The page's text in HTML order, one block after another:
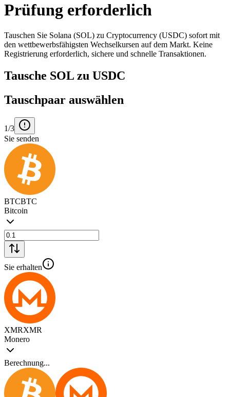
Prüfung erforderlich
Tauschen Sie Solana (SOL) zu Cryptocurrency (USDC) sofort mit
den wettbewerbsfähigsten Wechselkursen auf dem Markt. Keine
Registrierung erforderlich, sichere und schnelle Transaktionen.
Tausche SOL zu USDC
Tauschpaar auswählen
1/3
Sie senden
BTCBTC
Bitcoin
Sie erhalten
XMRXMR
Monero
Berechnung...